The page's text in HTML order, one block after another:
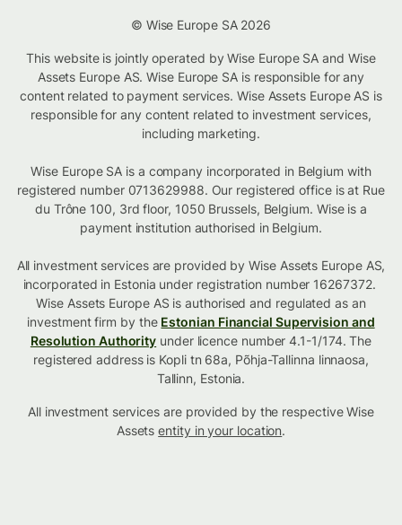
© Wise Europe SA 2026
This website is jointly operated by Wise Europe SA and Wise
Assets Europe AS. Wise Europe SA is responsible for any
content related to payment services. Wise Assets Europe AS is
responsible for any content related to investment services,
including marketing.
Wise Europe SA is a company incorporated in Belgium with
registered number 0713629988. Our registered office is at Rue
du Trône 100, 3rd floor, 1050 Brussels, Belgium. Wise is a
payment institution authorised in Belgium.
All investment services are provided by Wise Assets Europe AS,
incorporated in Estonia under registration number 16267372.
Wise Assets Europe AS is authorised and regulated as an
investment firm by the Estonian Financial Supervision and
Resolution Authority under licence number 4.1-1/174. The
registered address is Kopli tn 68a, Põhja-Tallinna linnaosa,
Tallinn, Estonia.
All investment services are provided by the respective Wise
Assetsentity in your location.